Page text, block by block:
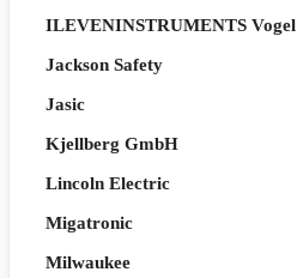
ILEVENINSTRUMENTS Vogel
Jackson Safety
Jasic
Kjellberg GmbH
Lincoln Electric
Migatronic
Milwaukee